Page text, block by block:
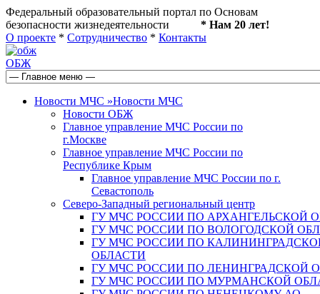
Федеральный образовательный портал по Основам
безопасности жизнедеятельности * Нам 20 лет!
О проекте * Сотрудничество * Контакты
ОБЖ
Новости МЧС »Новости МЧС
Новости ОБЖ
Главное управление МЧС России по
г.Москве
Главное управление МЧС России по
Республике Крым
Главное управление МЧС России по г.
Севастополь
Северо-Западный региональный центр
ГУ МЧС РОССИИ ПО АРХАНГЕЛЬСКОЙ
ГУ МЧС РОССИИ ПО ВОЛОГОДСКОЙ
ГУ МЧС РОССИИ ПО
ОБЛАСТИ
ГУ МЧС РОССИИ ПО ЛЕНИНГРАДСКОЙ
ГУ МЧС РОССИИ ПО МУРМАНСКОЙ